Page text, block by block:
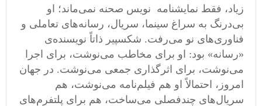
زیاد، فقط نمایشنامه ‌نویس صحنه نمی‌ماند؛ او
بی‌درنگ به سراغ سینما، سریال، رسانه‌های تعاملی و
فناوری‌های نو می‌رفت. شکسپیر ذاتاً نویسنده‌ی
«رسانه» بود: او برای مخاطب می‌نوشت، برای اجرا
می‌نوشت، برای اثرگذاری جمعی می‌نوشت. در جهان
امروز، احتمالاً او هم فیلم‌نامه می‌نوشت، هم
سریال‌های چندفصلی می‌ساخت، هم برای پلتفرم‌های